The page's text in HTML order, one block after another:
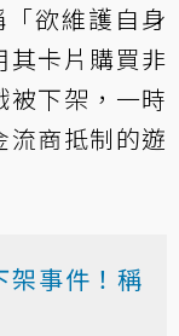
欲維護自身
其卡片購買非
被下架，一時
流商抵制的遊
架事件！稱